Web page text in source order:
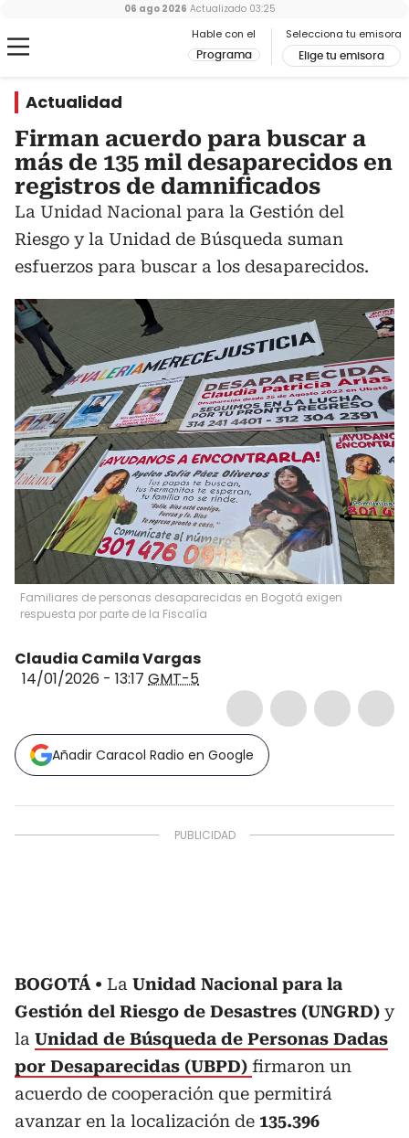
Hable con el
Programa
Selecciona tu emisora
Elige tu emisora
06 ago 2026 Actualizado 03:25
Actualidad
Firman acuerdo para buscar a
más de 135 mil desaparecidos en
registros de damnificados
La Unidad Nacional para la Gestión del
Riesgo y la Unidad de Búsqueda suman
esfuerzos para buscar a los desaparecidos.
Familiares de personas desaparecidas en Bogotá exigen
respuesta por parte de la Fiscalía
Claudia Camila Vargas
14/01/2026 - 13:17 GMT-5
Añadir Caracol Radio en Google
BOGOTÁ La Unidad Nacional para la
Gestión del Riesgo de Desastres (UNGRD) y
la Unidad de Búsqueda de Personas Dadas
por Desaparecidas (UBPD) firmaron un
acuerdo de cooperación que permitirá
avanzar en la localización de 135.396